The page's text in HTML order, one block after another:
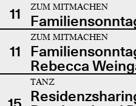
11
ZUM MITMACHEN
11
ZUM MITMACHEN
Rebecca
TANZ